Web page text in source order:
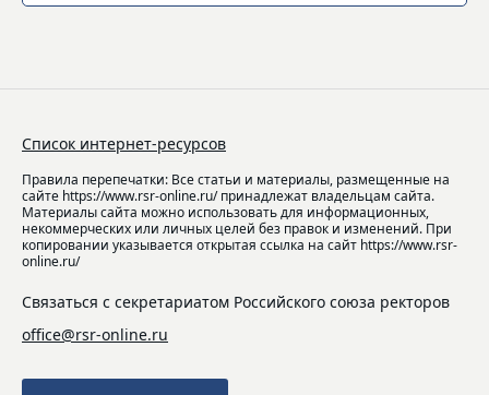
Список интернет-ресурсов
Правила перепечатки: Все статьи и материалы, размещенные на
сайте https://www.rsr-online.ru/ принадлежат владельцам сайта.
Материалы сайта можно использовать для информационных,
некоммерческих или личных целей без правок и изменений. При
копировании указывается открытая ссылка на сайт https://www.rsr-
online.ru/
Связаться с секретариатом Российского союза ректоров
office@rsr-online.ru